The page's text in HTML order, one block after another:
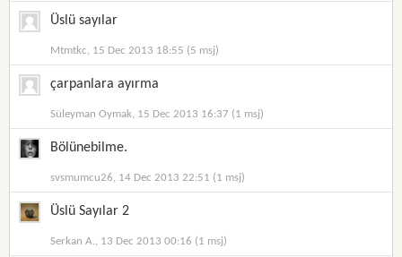
Üslü sayılar
Mtmtkc, 15 Dec 2013 18:55 (5 msj)
çarpanlara ayırma
Süleyman Oymak, 15 Dec 2013 16:37 (1 msj)
Bölünebilme.
svsmumcu26, 14 Dec 2013 22:51 (1 msj)
Üslü Sayılar 2
Serkan A., 13 Dec 2013 00:16 (1 msj)